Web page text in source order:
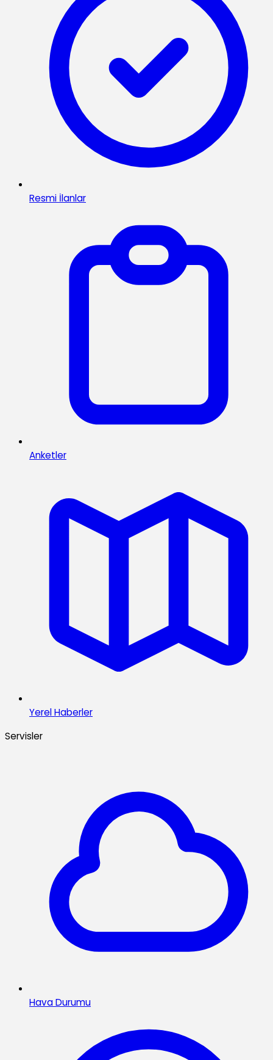
Resmi İlanlar
Anketler
Yerel Haberler
Servisler
Hava Durumu